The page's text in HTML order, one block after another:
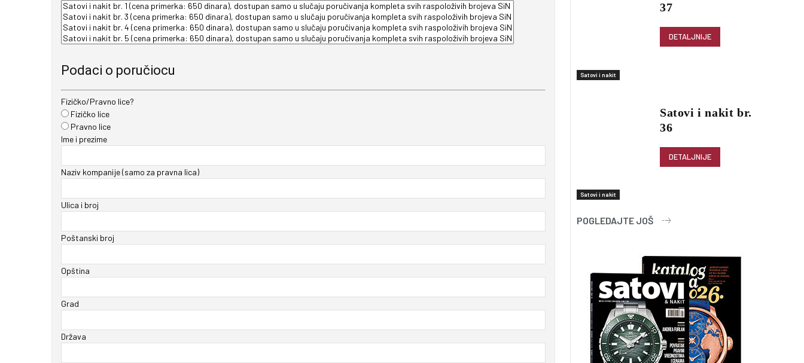
Podaci o poručiocu
Fizičko/Pravno lice?
Fizičko lice
Pravno lice
Ime i prezime
Naziv kompanije (samo za pravna lica)
Ulica i broj
Poštanski broj
Opština
Grad
Država
Satovi i nakit
37
DETALJNIJE
Satovi i nakit
Satovi i nakit br.
36
DETALJNIJE
POGLEDAJTE JOŠ